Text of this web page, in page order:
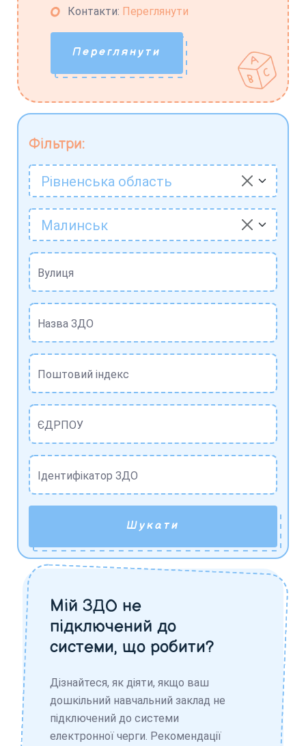
Фільтри:
Рівненська область
Малинськ
Вулиця
Назва ЗДО
Поштовий індекс
ЄДРПОУ
Ідентифікатор ЗДО
Шукати
Мій ЗДО не
підключений до
системи, що робити?
Дізнайтеся, як діяти, якщо ваш
дошкільний навчальний заклад не
підключений до системи
електронної черги. Рекомендації
Контакти: Переглянути
Переглянути